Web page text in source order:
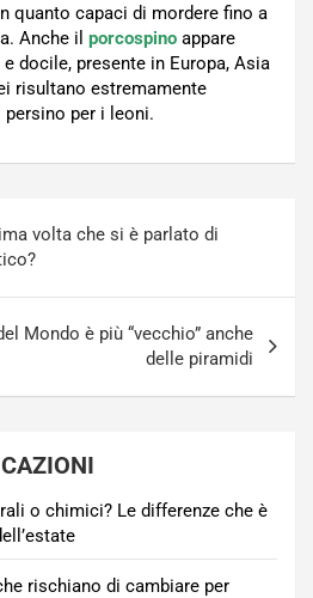
quanto capaci di mordere fino a
Anche il porcospino appare
docile, presente in Europa, Asia
risultano estremamente
per i leoni.
volta che si è parlato di
Mondo è più “vecchio” anche
delle piramidi
o chimici? Le differenze che è
rischiano di cambiare per